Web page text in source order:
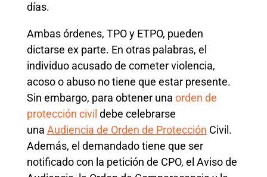
días.
Ambas órdenes, TPO y ETPO, pueden
dictarse ex parte. En otras palabras, el
individuo acusado de cometer violencia,
acoso o abuso no tiene que estar presente.
Sin embargo, para obtener una orden de
protección civil debe celebrarse
una Audiencia de Orden de Protección Civil.
Además, el demandado tiene que ser
notificado con la petición de CPO, el Aviso de